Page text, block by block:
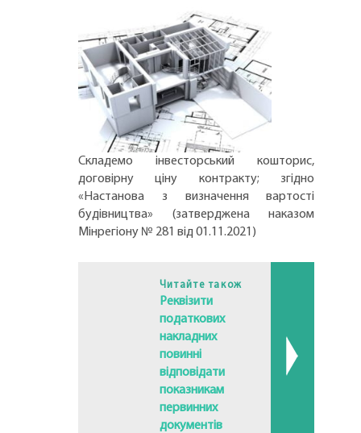
Складемо інвесторський кошторис,
договірну ціну контракту; згідно
«Настанова з визначення вартості
будівництва» (затверджена наказом
Мінрегіону № 281 від 01.11.2021)
Читайте також
Реквізити
податкових
накладних
повинні
відповідати
показникам
первинних
документів